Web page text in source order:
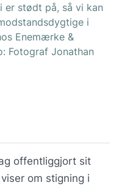
stødt på, så vi kan
i
Enemærke &
Fotograf Jonathan
offentliggjort sit
om stigning i